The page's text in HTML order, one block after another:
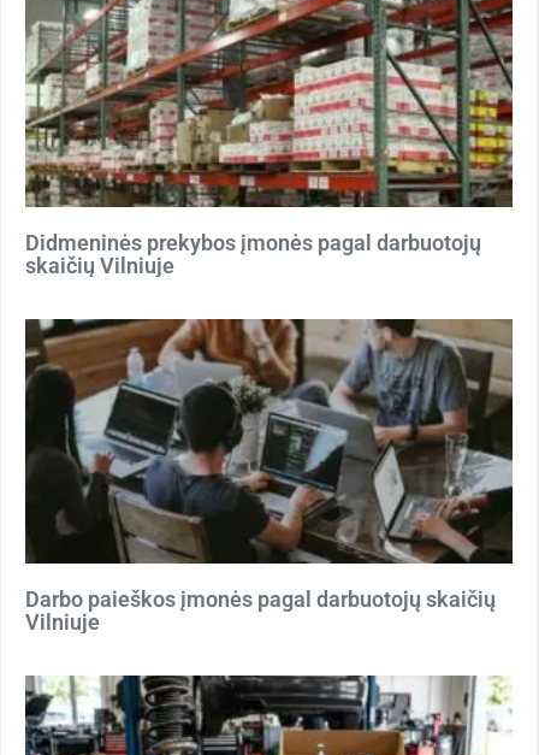
Didmeninės prekybos įmonės pagal darbuotojų
skaičių Vilniuje
Darbo paieškos įmonės pagal darbuotojų skaičių
Vilniuje